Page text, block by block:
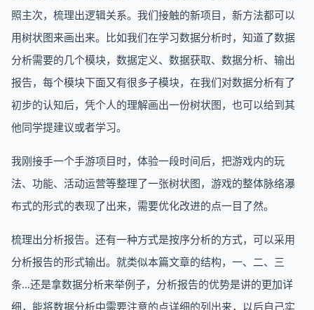
照主次，梳理出逻辑关系。我们接触的新项目，新方法都可以
用树状图来画出来。比如我们在学习数据分析时，知道了数据
分析需要的几个模块，数据定义、数据获取、数据分析、输出
报告，每个模块下面又有很多子模块，在我们对数据分析有了
初步的认知后，凭个人的理解画出一份树状图，也可以给到其
他同学提建议或者学习。
我刚接手一个手游项目时，体验一段时间后，把游戏内的玩
法、功能、活动运营等整理了一张树状图，游戏的整体脉络瀑
布式的形式的表现了出来，需要优化改进的点一目了然。
梳理出分析报告。还有一种方式是按序分析的方式，可以采用
分析报告的形式输出。就类似本篇文章的结构，一、二、三
条…还是拿数据分析来举例子，分析报告的优势是讲的更加详
细，能将数据分析中需要注意的点详细的列出来，以后自己实